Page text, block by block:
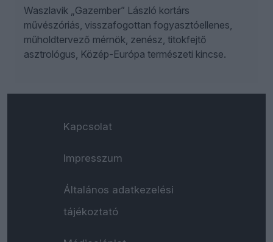
Waszlavik „Gazember” László kortárs
művészóriás, visszafogottan fogyasztóellenes,
műholdtervező mérnök, zenész, titokfejtő
asztrológus, Közép-Európa természeti kincse.
Kapcsolat
Impresszum
Általános adatkezelési
tájékoztató